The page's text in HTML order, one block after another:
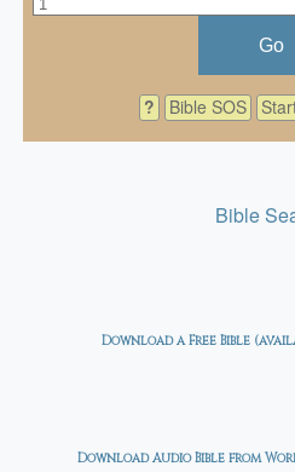
Go
? Bible SOS
Bible
Download a Free Bible
Download Audio Bible from